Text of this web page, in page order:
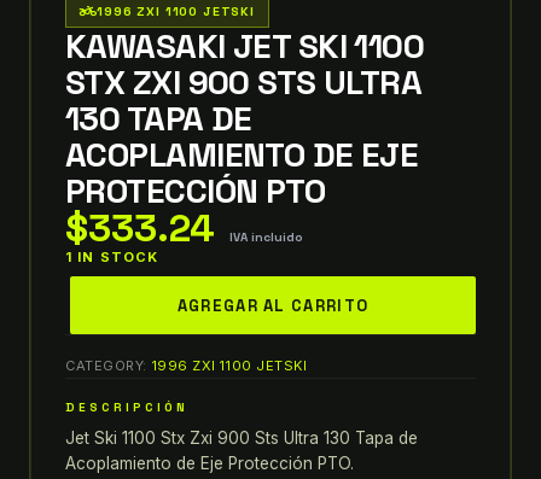
two_wheeler1996 ZXI 1100 JETSKI
KAWASAKI JET SKI 1100
STX ZXI 900 STS ULTRA
130 TAPA DE
ACOPLAMIENTO DE EJE
PROTECCIÓN PTO
$333.24 IVA incluido
1 IN STOCK
1100
stx
zxi
900
AGREGAR AL CARRITO
CATEGORY: 1996 ZXI 1100 JETSKI
DESCRIPCIÓN
Jet Ski 1100 Stx Zxi 900 Sts Ultra 130 Tapa de
Acoplamiento de Eje Protección PTO.